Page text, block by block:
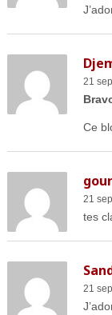
21
Ce
21
tes
21